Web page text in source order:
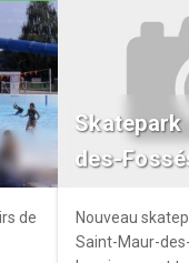
de
Skatepark
des-
Nouveau
Saint-Maur-